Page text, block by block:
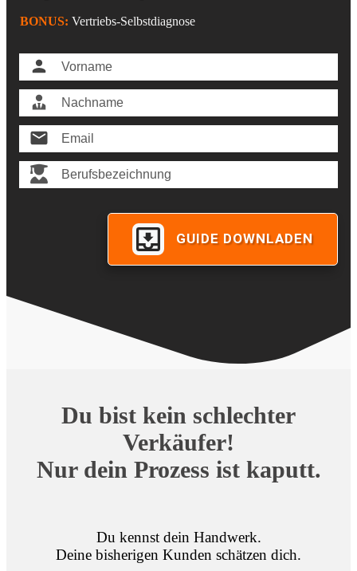
BONUS: Vertriebs-Selbstdiagnose
GUIDE DOWNLADEN
Du bist kein schlechter
Verkäufer!
Nur dein Prozess ist kaputt.
Du kennst dein Handwerk.
Deine bisherigen Kunden schätzen dich.